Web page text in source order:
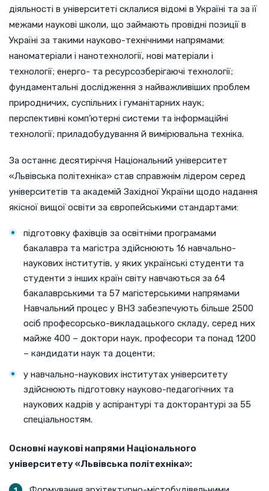
діяльності в університеті склалися відомі в Україні та за її
межами наукові школи, що займають провідні позиції в
Україні за такими науково-технічними напрямами:
наноматеріали і нанотехнології, нові матеріали і
технології; енерго- та ресурсозберігаючі технології;
фундаментальні дослідження з найважливіших проблем
природничих, суспільних і гуманітарних наук;
перспективні комп’ютерні системи та інформаційні
технології; приладобудування й вимірювальна техніка.
За останнє десятиріччя Національний університет
«Львівська політехніка» став справжнім лідером серед
університетів та академій Західної України щодо надання
якісної вищої освіти за європейськими стандартами:
підготовку фахівців за освітніми програмами
бакалавра та магістра здійснюють 16 навчально-
наукових інститутів, у яких українські студенти та
студенти з інших країн світу навчаються за 64
бакалаврськими та 57 магістерськими напрямами
Навчальний процес у ВНЗ забезпечують більше 2500
осіб професорсько-викладацького складу, серед них
майже 400 – доктори наук, професори та понад 1200
– кандидати наук та доценти;
у навчально-наукових інститутах університету
здійснюють підготовку науково-педагогічних та
наукових кадрів у аспірантурі та докторантурі за 55
спеціальностям.
Основні наукові напрями Національного
університету «Львівська політехніка»: